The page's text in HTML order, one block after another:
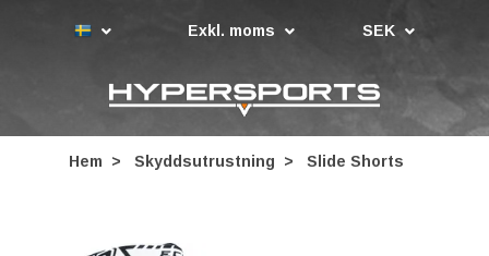
Exkl. moms SEK
Hem Skyddsutrustning Slide Shorts